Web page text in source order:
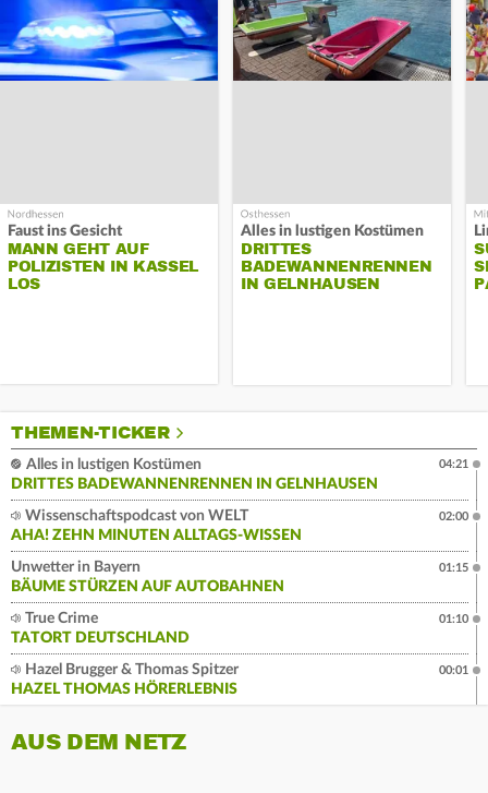
Faust ins Gesicht
MANN GEHT AUF
POLIZISTEN IN KASSEL
LOS
Alles in lustigen Kostümen
DRITTES
BADEWANNENRENNEN
IN GELNHAUSEN
THEMEN-TICKER
Alles in lustigen Kostümen
DRITTES BADEWANNENRENNEN IN GELNHAUSEN
04:21
Wissenschaftspodcast von WELT
AHA! ZEHN MINUTEN ALLTAGS-WISSEN
02:00
Unwetter in Bayern
BÄUME STÜRZEN AUF AUTOBAHNEN
01:15
True Crime
TATORT DEUTSCHLAND
01:10
Hazel Brugger & Thomas Spitzer
HAZEL THOMAS HÖRERLEBNIS
00:01
AUS DEM NETZ